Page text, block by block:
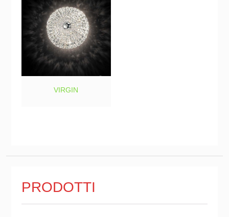
VIRGIN
PRODOTTI